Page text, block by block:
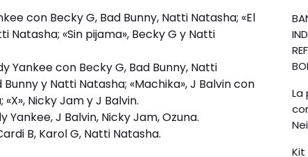
con Becky G, Bad Bunny, Natti Natasha; «El
Natasha; «Sin pijama», Becky G y Natti
Yankee con Becky G, Bad Bunny, Natti
y Natti Natasha; «Machika», J Balvin con
Nicky Jam y J Balvin.
J Balvin, Nicky Jam, Ozuna.
B, Karol G, Natti Natasha.
La
Kit